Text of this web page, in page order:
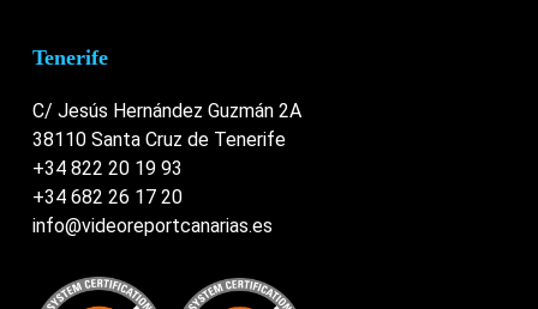
Tenerife
C/ Jesús Hernández Guzmán 2A
38110 Santa Cruz de Tenerife
+34 822 20 19 93
+34 682 26 17 20
info@videoreportcanarias.es